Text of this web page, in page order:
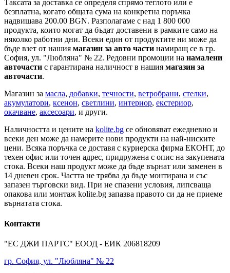
Таксата за доставка се определя спрямо теглото или е
безплатна, когато общата сума на конкретна поръчка
надвишава 200.00 BGN. Разполагаме с над 1 800 000
продукта, които могат да бъдат доставени в рамките само на
няколко работни дни. Всеки един от продуктите ни може да
бъде взет от нашия магазин за авто части намиращ се в гр.
София, ул. "Любляна" № 22. Редовни промоции на намалени
авточасти с гарантирана наличност в нашия магазин за
авточасти.
Магазин за масла, добавки, течности, ветробрани, стелки,
акумулатори, ксенон, светлини, интериор, екстериор,
окачване, аксесоари, и други.
Наличността и цените на kolite.bg се обновяват ежедневно и
всеки ден може да намерите нови продукти на най-ниските
цени. Всяка поръчка се доставя с куриерска фирма ЕКОНТ, до
техен офис или точен адрес, придружена с опис на закупената
стока. Всеки наш продукт може да бъде върнат или заменен в
14 дневен срок. Частта не трябва да бъде монтирана и със
запазен търговски вид. При не спазени условия, липсваща
опакова или монтаж kolite.bg запазва правото си да не приеме
върнатата стока.
Контакти
"ЕС ДЖИ ПАРТС" ЕООД - ЕИК 206818209
гр. София, ул. "Любляна" № 22